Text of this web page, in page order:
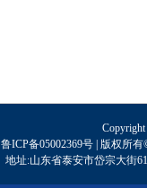
鲁ICP备05002369号 | 版权所
地址:山东省泰安市岱宗大街61